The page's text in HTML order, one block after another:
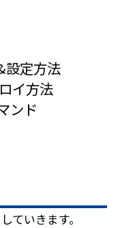
定方法
イ方法
ンド
ていきます。